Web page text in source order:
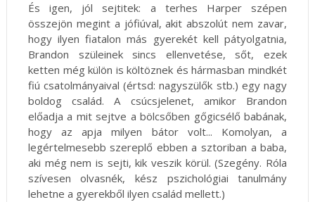
És igen, jól sejtitek: a terhes Harper szépen
összejön megint a jófiúval, akit abszolút nem zavar,
hogy ilyen fiatalon más gyerekét kell pátyolgatnia,
Brandon szüleinek sincs ellenvetése, sőt, ezek
ketten még külön is költöznek és hármasban mindkét
fiú csatolmányaival (értsd: nagyszülők stb.) egy nagy
boldog család. A csúcsjelenet, amikor Brandon
előadja a mit sejtve a bölcsőben gőgicsélő babának,
hogy az apja milyen bátor volt... Komolyan, a
legértelmesebb szereplő ebben a sztoriban a baba,
aki még nem is sejti, kik veszik körül. (Szegény. Róla
szívesen olvasnék, kész pszichológiai tanulmány
lehetne a gyerekből ilyen család mellett.)